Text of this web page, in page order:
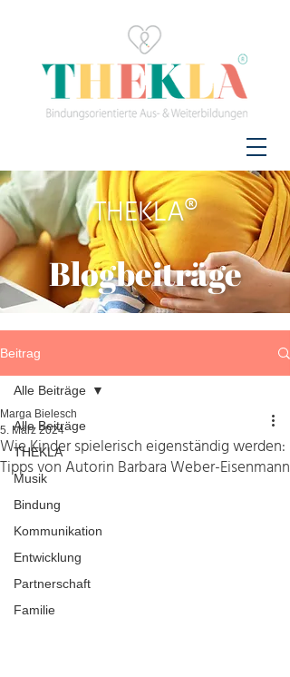
THEKLA®
Blogbeiträge
Beitrag
Alle Beiträge
THEKLA
Musik
Bindung
Kommunikation
Entwicklung
Partnerschaft
Familie
Alle Beiträge
Wie Kinder spielerisch eigenständig werden:
Tipps von Autorin Barbara Weber-Eisenmann
Marga Bielesch
5. März 2024